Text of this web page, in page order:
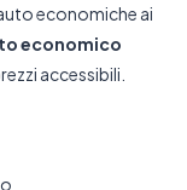
economiche ai
economico
accessibili.